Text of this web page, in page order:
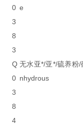
0
3
8
3
e
Q
0
3
8
4
无水亚*/亚*/硫养粉
nhydrous